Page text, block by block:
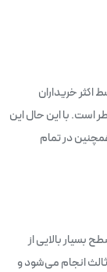
خریداران
است. با این حال این
در تمام
بسیار بالایی از
انجام می‌شود و